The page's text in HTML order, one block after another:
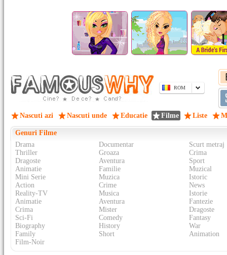
ROM
Nascuti azi Nascuti unde Educatie Filme Liste
Genuri Filme
Drama
Documentar
Scurt metraj
Thriller
Groaza
Crima
Dragoste
Aventura
Sport
Animatie
Familie
Muzical
Mini Serie
Muzica
Istoric
Action
Crime
News
Reality-TV
Musica
Istorie
Animatie
Aventura
Fantezie
Crima
Mister
Dragoste
Sci-Fi
Comedy
Fantasy
Biography
History
War
Family
Short
Animation
Film-Noir